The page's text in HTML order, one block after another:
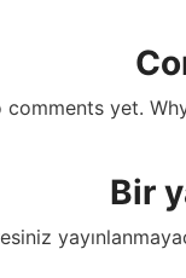
comments yet.
Bir